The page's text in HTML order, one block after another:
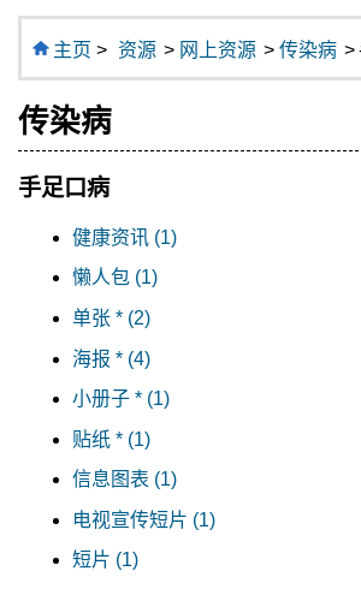
主页 > 资源 > 网上资源 > 传染病 >
传染病
手足口病
健康资讯 (1)
懒人包 (1)
单张 * (2)
海报 * (4)
小册子 * (1)
贴纸 * (1)
信息图表 (1)
电视宣传短片 (1)
短片 (1)